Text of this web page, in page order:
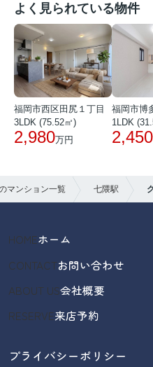
よく見られている物件
福岡市西区田尻１丁目
3LDK (75.52㎡)
2,980万円
1LDK
2,450
マンション一覧 七隈駅
HOMEホーム
CONTACTお問い合わせ
ABOUT US会社概要
RESERVE来店予約
プライバシーポリシー